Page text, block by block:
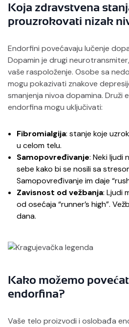
Koja zdravstvena
prouzrokovati nizak
Endorfini povećavaju lučenje
Dopamin je drugi
vaše raspoloženje. Osobe sa
mogu pokazivati znakove
smanjenja nivoa dopamina. Druži
endorfina mogu uključivati:
Fibromialgija: stanje koje
u celom telu.
Samopovređivanje: Neki ljudi
sebe kako bi se nosili sa
Samopovređivanje im daje
Zavisnost od vežbanja: Ljudi
od osećaja “runner’s high”.
dana.
Kako možemo
endorfina?
Vaše telo proizvodi i oslobađa